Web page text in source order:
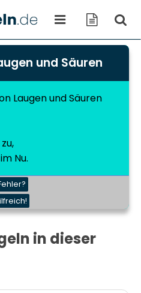
und Säuren
Laugen und Säuren
Nu.
in dieser